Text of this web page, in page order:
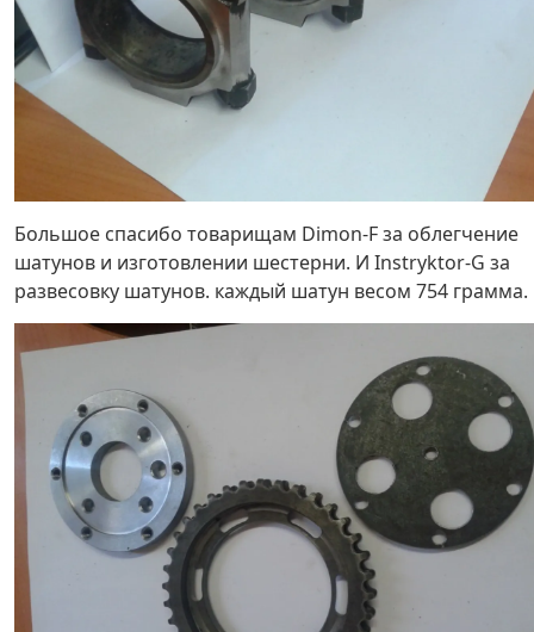
Большое спасибо товарищам Dimon-F за облегчение
шатунов и изготовлении шестерни. И Instryktor-G за
развесовку шатунов. каждый шатун весом 754 грамма.